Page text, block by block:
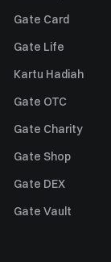
Gate Card
Gate Life
Kartu Hadiah
Gate OTC
Gate Charity
Gate Shop
Gate DEX
Gate Vault